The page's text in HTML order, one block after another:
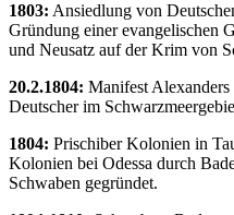
1803: Ansiedlung von
Gründung einer evangelischen
und Neusatz auf der Krim von
20.2.1804: Manifest
Deutscher im
1804: Prischiber Kolonien in
Kolonien bei Odessa durch
Schwaben gegründet.